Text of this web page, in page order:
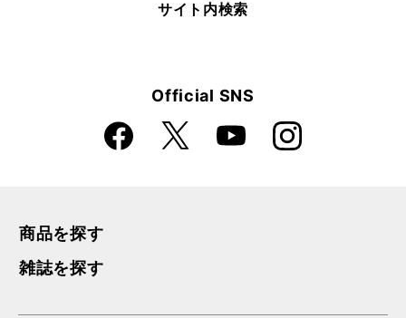
サイト内検索
Official SNS
Faceboo
k
X YouTube Instagra
m
商品を探す
雑誌を探す